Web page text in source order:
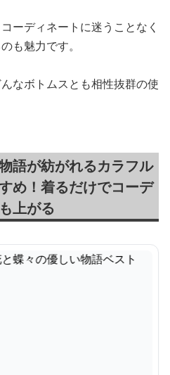
ーディネートに迷うことなく
も魅力です。
なボトムスとも相性抜群の使
語が紡がれるカラフル
め！着るだけでコーデ
上がる